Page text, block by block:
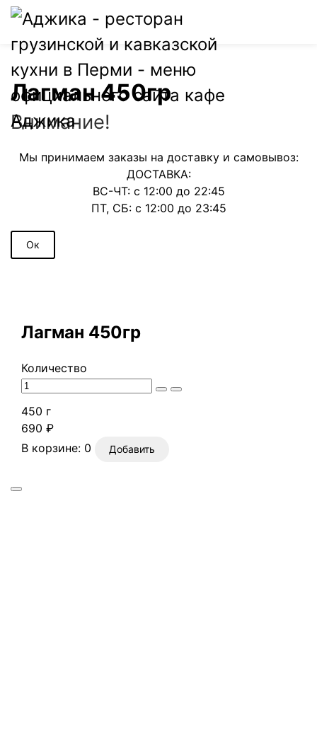
Лагман 450гр
Внимание!
Мы принимаем заказы на доставку и самовывоз:
ДОСТАВКА:
ВС-ЧТ: с 12:00 до 22:45
ПТ, СБ: с 12:00 до 23:45
Ок
Лагман 450гр
Количество
450 г
690 ₽
В корзине: 0 Добавить